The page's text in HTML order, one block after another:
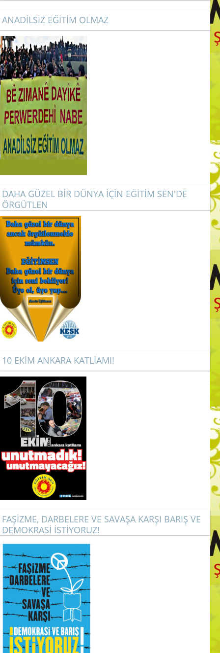
ANADİLSİZ EĞİTİM OLMAZ
DAHA GÜZEL BİR DÜNYA İÇİN EĞİTİM SEN'DE
ÖRGÜTLEN
10 EKİM ANKARA KATLİAMI!
FAŞİZME, DARBELERE VE SAVAŞA KARŞI BARIŞ VE
DEMOKRASİ İSTİYORUZ!